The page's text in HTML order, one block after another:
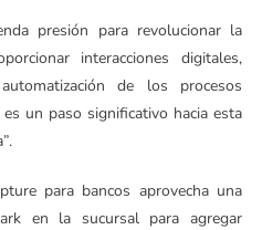
presión para revolucionar la
interacciones digitales,
de los procesos
un paso significativo hacia esta
para bancos aprovecha una
en la sucursal para agregar